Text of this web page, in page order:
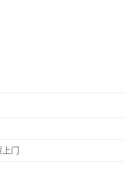
门